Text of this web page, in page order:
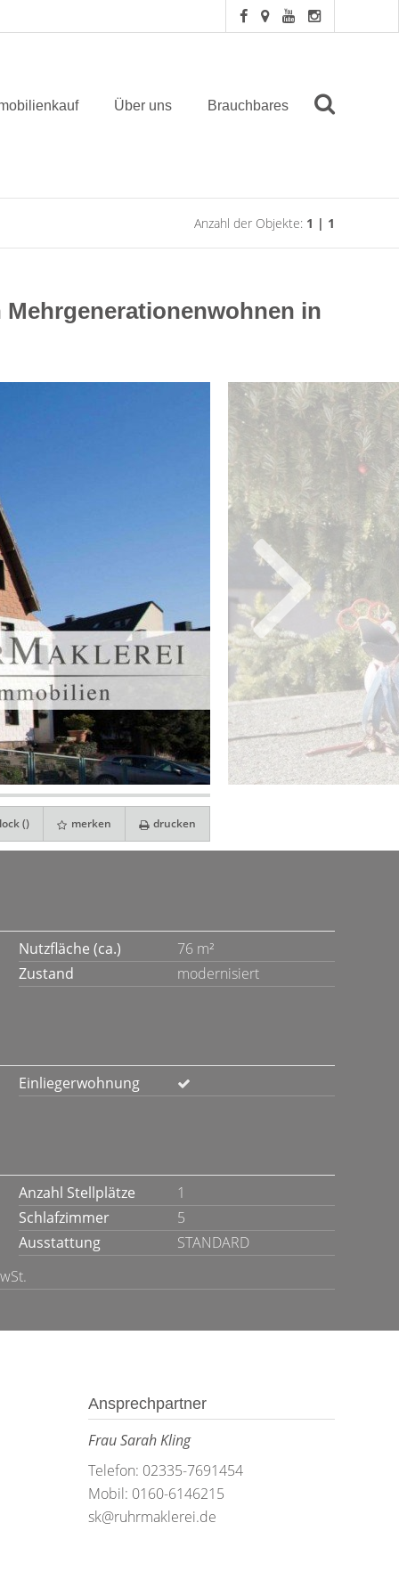
Über uns Brauchbares
Anzahl der Objekte: 1 | 1
in
() merken drucken
Nutzfläche (ca.)
76 m²
Zustand
modernisiert
Einliegerwohnung
Anzahl Stellplätze
1
Schlafzimmer
5
Ausstattung
STANDARD
Ansprechpartner
Frau Sarah Kling
Telefon: 02335-7691454
Mobil: 0160-6146215
sk@ruhrmaklerei.de